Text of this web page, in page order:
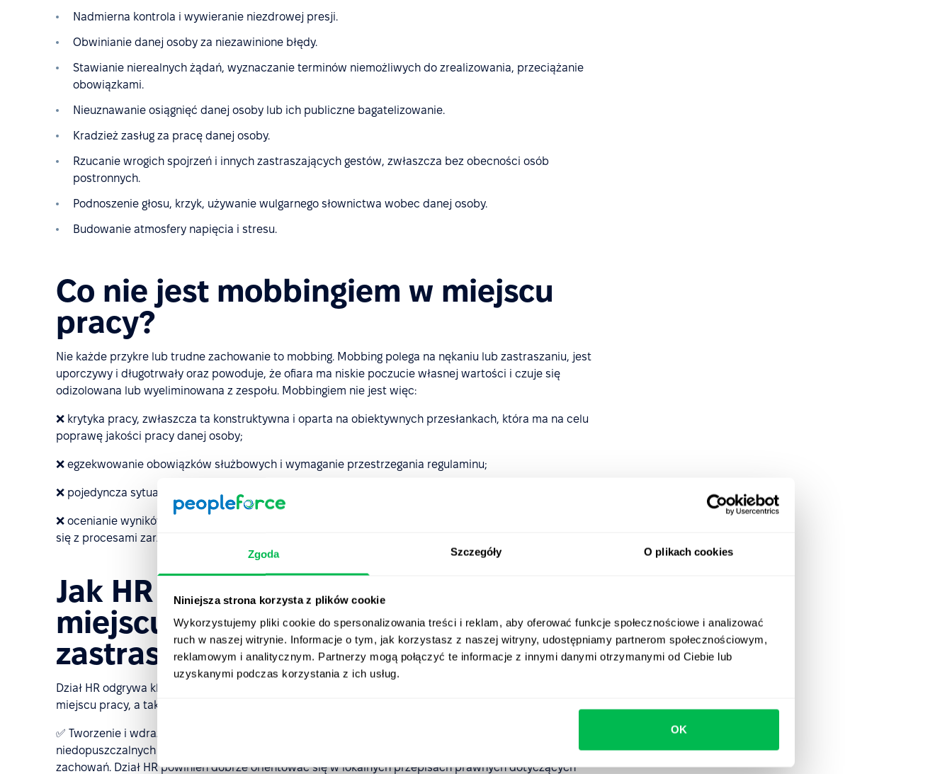
Zgoda Szczegóły O plikach cookies
Niniejsza strona korzysta z plików cookie
Wykorzystujemy pliki cookie do spersonalizowania treści i reklam, aby oferować funkcje społecznościowe i analizować
ruch w naszej witrynie. Informacje o tym, jak korzystasz z naszej witryny, udostępniamy partnerom społecznościowym,
reklamowym i analitycznym. Partnerzy mogą połączyć te informacje z innymi danymi otrzymanymi od Ciebie lub
uzyskanymi podczas korzystania z ich usług.
OK
Nadmierna kontrola i wywieranie niezdrowej presji.
Obwinianie danej osoby za niezawinione błędy.
Stawianie nierealnych żądań, wyznaczanie terminów niemożliwych do zrealizowania, przeciążanie
obowiązkami.
Nieuznawanie osiągnięć danej osoby lub ich publiczne bagatelizowanie.
Kradzież zasług za pracę danej osoby.
Rzucanie wrogich spojrzeń i innych zastraszających gestów, zwłaszcza bez obecności osób
postronnych.
Podnoszenie głosu, krzyk, używanie wulgarnego słownictwa wobec danej osoby.
Budowanie atmosfery napięcia i stresu.
Co nie jest mobbingiem w miejscu
pracy?
Nie każde przykre lub trudne zachowanie to mobbing. Mobbing polega na nękaniu lub zastraszaniu, jest
uporczywy i długotrwały oraz powoduje, że ofiara ma niskie poczucie własnej wartości i czuje się
odizolowana lub wyeliminowana z zespołu. Mobbingiem nie jest więc:
❌ krytyka pracy, zwłaszcza ta konstruktywna i oparta na obiektywnych przesłankach, która ma na celu
poprawę jakości pracy danej osoby;
❌ egzekwowanie obowiązków służbowych i wymaganie przestrzegania regulaminu;
❌ pojedyncza sytuacja konfliktowa lub incydentalne, nieodpowiednie zachowanie;
❌ ocenianie wyników, rozmowy dyscyplinujące czy decyzje o zwolnieniu, o ile są zgodne z prawem i wiążą
się z procesami zarządzania pracownikami.
Jak HR może reagować na mobbing w
miejscu pracy i wspierać osoby
zastraszane?
Dział HR odgrywa kluczową rolę w zapobieganiu, rozpoznawaniu i reagowaniu na przypadki mobbingu w
miejscu pracy, a także w zapewnieniu wsparcia dla osób mobbingowanych. Oto kroki, które może podjąć:
✅ Tworzenie i wdrażanie polityk antymobbingowych, czyli wprowadzanie jasnych zasad dotyczących
niedopuszczalnych zachowań i informowanie o konsekwencjach przewidzianych dla sprawców takich
zachowań. Dział HR powinien dobrze orientować się w lokalnych przepisach prawnych dotyczących